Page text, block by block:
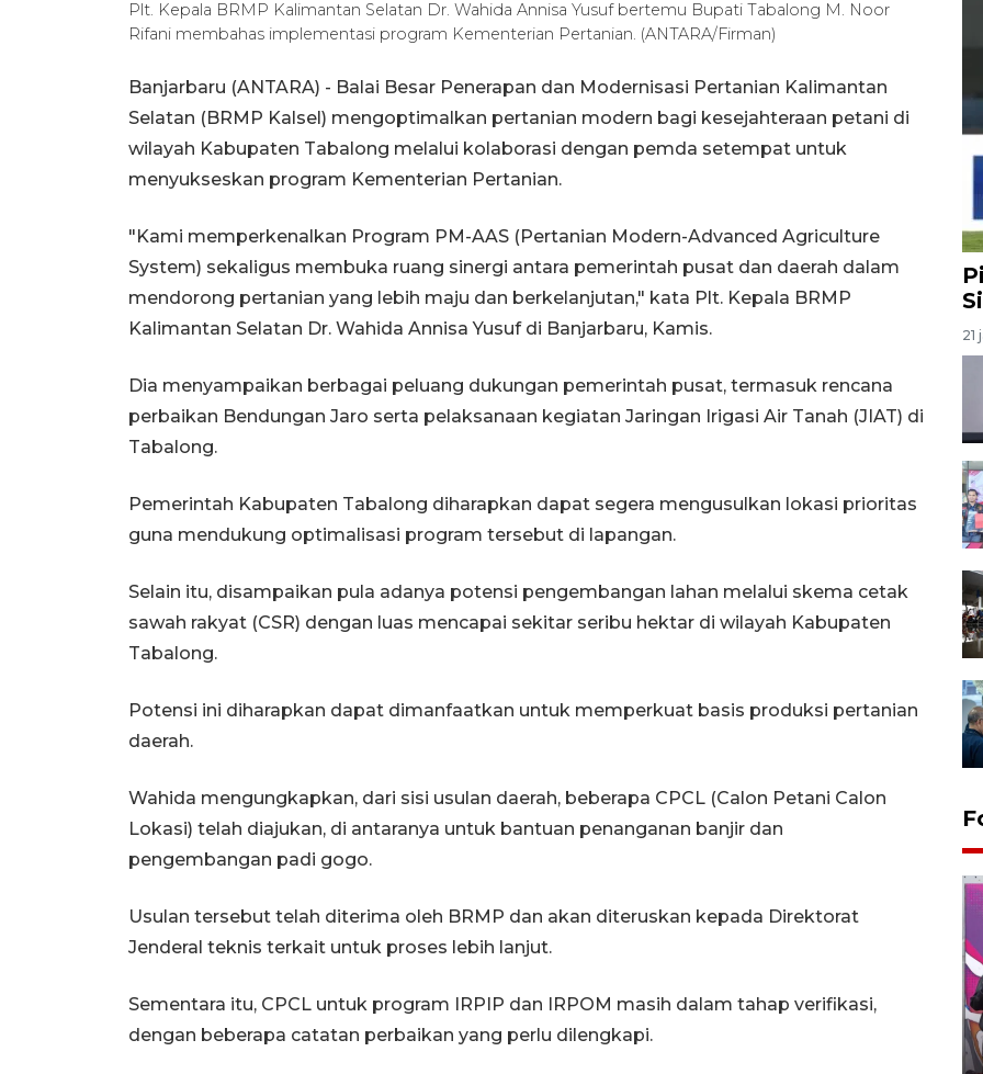
Plt. Kepala BRMP Kalimantan Selatan Dr. Wahida Annisa Yusuf bertemu Bupati Tabalong M. Noor
Rifani membahas implementasi program Kementerian Pertanian. (ANTARA/Firman)
Banjarbaru (ANTARA) - Balai Besar Penerapan dan Modernisasi Pertanian Kalimantan
Selatan (BRMP Kalsel) mengoptimalkan pertanian modern bagi kesejahteraan petani di
wilayah Kabupaten Tabalong melalui kolaborasi dengan pemda setempat untuk
menyukseskan program Kementerian Pertanian.
"Kami memperkenalkan Program PM-AAS (Pertanian Modern-Advanced Agriculture
System) sekaligus membuka ruang sinergi antara pemerintah pusat dan daerah dalam
mendorong pertanian yang lebih maju dan berkelanjutan," kata Plt. Kepala BRMP
Kalimantan Selatan Dr. Wahida Annisa Yusuf di Banjarbaru, Kamis.
Dia menyampaikan berbagai peluang dukungan pemerintah pusat, termasuk rencana
perbaikan Bendungan Jaro serta pelaksanaan kegiatan Jaringan Irigasi Air Tanah (JIAT) di
Tabalong.
Pemerintah Kabupaten Tabalong diharapkan dapat segera mengusulkan lokasi prioritas
guna mendukung optimalisasi program tersebut di lapangan.
Selain itu, disampaikan pula adanya potensi pengembangan lahan melalui skema cetak
sawah rakyat (CSR) dengan luas mencapai sekitar seribu hektar di wilayah Kabupaten
Tabalong.
Potensi ini diharapkan dapat dimanfaatkan untuk memperkuat basis produksi pertanian
daerah.
Wahida mengungkapkan, dari sisi usulan daerah, beberapa CPCL (Calon Petani Calon
Lokasi) telah diajukan, di antaranya untuk bantuan penanganan banjir dan
pengembangan padi gogo.
Usulan tersebut telah diterima oleh BRMP dan akan diteruskan kepada Direktorat
Jenderal teknis terkait untuk proses lebih lanjut.
Sementara itu, CPCL untuk program IRPIP dan IRPOM masih dalam tahap verifikasi,
dengan beberapa catatan perbaikan yang perlu dilengkapi.
21
Ketua DPRD Syahrial hadiri
pembukaan Turnamen Sepak